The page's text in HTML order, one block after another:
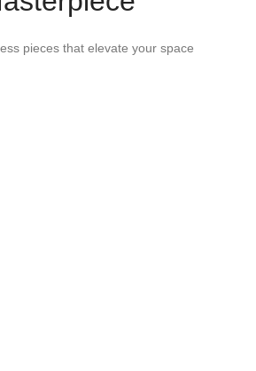
pieces that elevate your space